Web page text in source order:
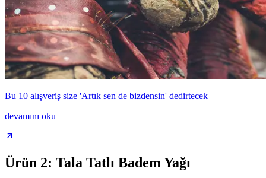
Bu 10 alışveriş size 'Artık sen de bizdensin' dedirtecek
devamını oku
Ürün 2: Tala Tatlı Badem Yağı